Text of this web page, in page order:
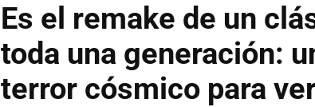
Es el remake de un
toda una generación:
terror cósmico para